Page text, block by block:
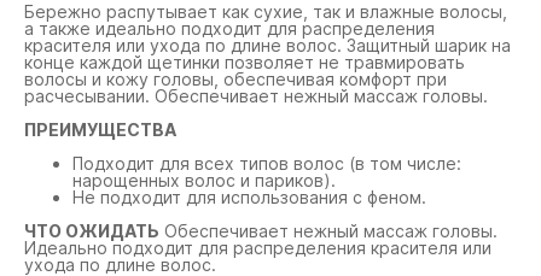
Бережно распутывает как сухие, так и влажные волосы,
а также идеально подходит для распределения
красителя или ухода по длине волос. Защитный шарик на
конце каждой щетинки позволяет не травмировать
волосы и кожу головы, обеспечивая комфорт при
расчесывании. Обеспечивает нежный массаж головы.
ПРЕИМУЩЕСТВА
Подходит для всех типов волос (в том числе:
нарощенных волос и париков).
Не подходит для использования с феном.
ЧТО ОЖИДАТЬ Обеспечивает нежный массаж головы.
Идеально подходит для распределения красителя или
ухода по длине волос.